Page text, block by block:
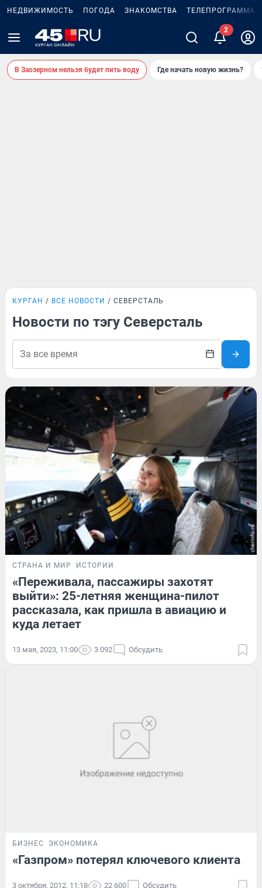
НЕДВИЖИМОСТЬ ПОГОДА ЗНАКОМСТВА ТЕЛЕПРОГРАММА
2
В Заозерном нельзя будет пить воду Где начать новую жизнь?
КУРГАН ВСЕ НОВОСТИ СЕВЕРСТАЛЬ
Новости по тэгу Северсталь
СТРАНА И МИР ИСТОРИИ
«Переживала, пассажиры захотят
выйти»: 25-летняя женщина-пилот
рассказала, как пришла в авиацию и
куда летает
13 мая, 2023, 11:00 3 092 Обсудить
БИЗНЕС ЭКОНОМИКА
«Газпром» потерял ключевого клиента
3 октября, 2012, 11:18 22 600 Обсудить